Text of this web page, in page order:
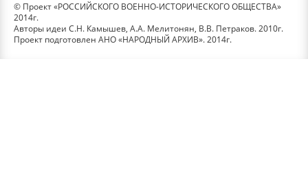
© Проект «РОССИЙСКОГО ВОЕННО-ИСТОРИЧЕСКОГО ОБЩЕСТВА»
2014г.
Авторы идеи С.Н. Камышев, А.А. Мелитонян, В.В. Петраков. 2010г.
Проект подготовлен АНО «НАРОДНЫЙ АРХИВ». 2014г.